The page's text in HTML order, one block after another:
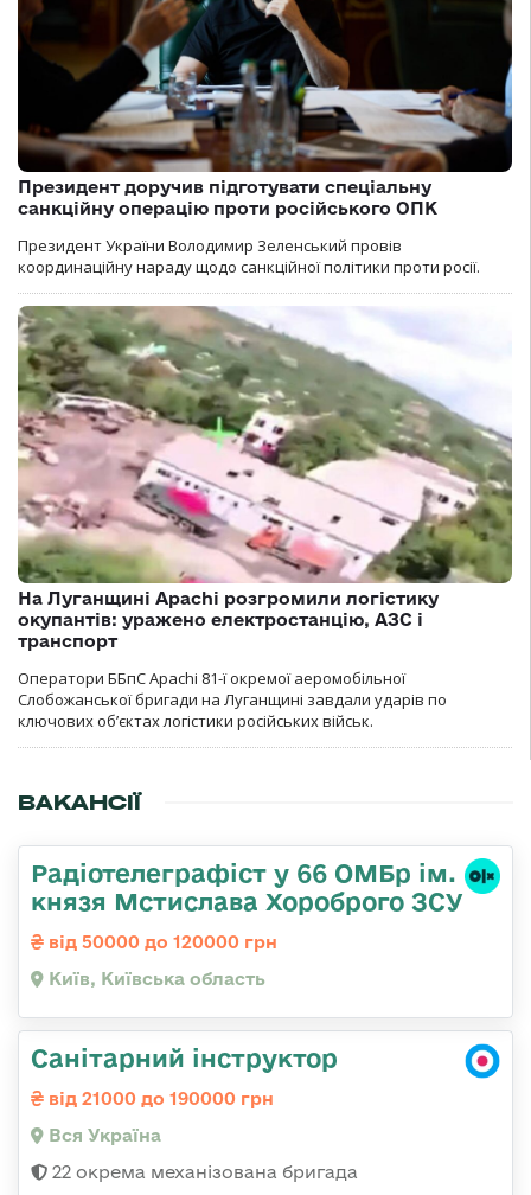
Президент доручив підготувати спеціальну
санкційну операцію проти російського ОПК
Президент України Володимир Зеленський провів
координаційну нараду щодо санкційної політики проти росії.
На Луганщині Apachi розгромили логістику
окупантів: уражено електростанцію, АЗС і
транспорт
Оператори ББпС Apachi 81-ї окремої аеромобільної
Слобожанської бригади на Луганщині завдали ударів по
ключових об’єктах логістики російських військ.
ВАКАНСІЇ
Радіотелеграфіст у 66 ОМБр ім.
князя Мстислава Хороброго ЗСУ
від 50000 до 120000 грн
Київ, Київська область
Санітарний інструктор
від 21000 до 190000 грн
Вся Україна
22 окрема механізована бригада